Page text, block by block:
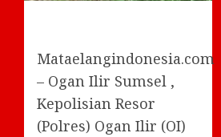
Mataelangindonesia.com
– Ogan Ilir Sumsel ,
Kepolisian Resor
(Polres) Ogan Ilir (OI)